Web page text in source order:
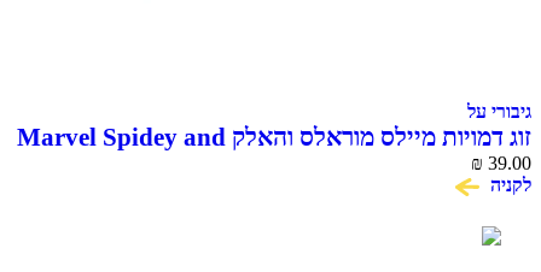
גיבורי על
זוג דמויות מיילס מוראלס והאלק Marvel Spidey and
His Amazing Friends
₪ 39.00
לקניה